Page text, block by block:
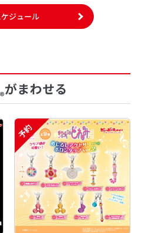
ジュール
®がまわせる
予約